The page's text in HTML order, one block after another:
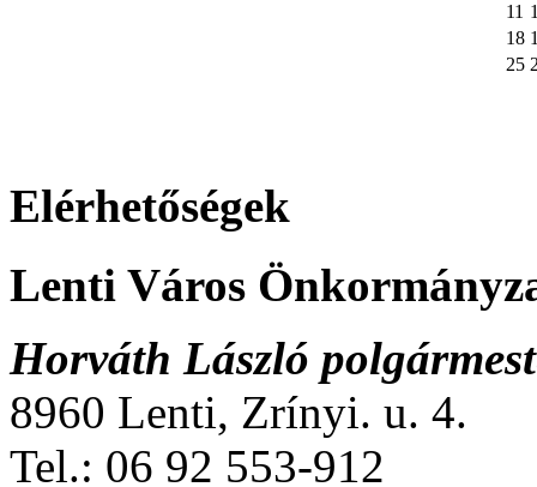
11
18
25
Elérhetőségek
Lenti Város
Horváth László
8960 Lenti, Zrínyi. u. 4.
Tel.: 06 92 553-912